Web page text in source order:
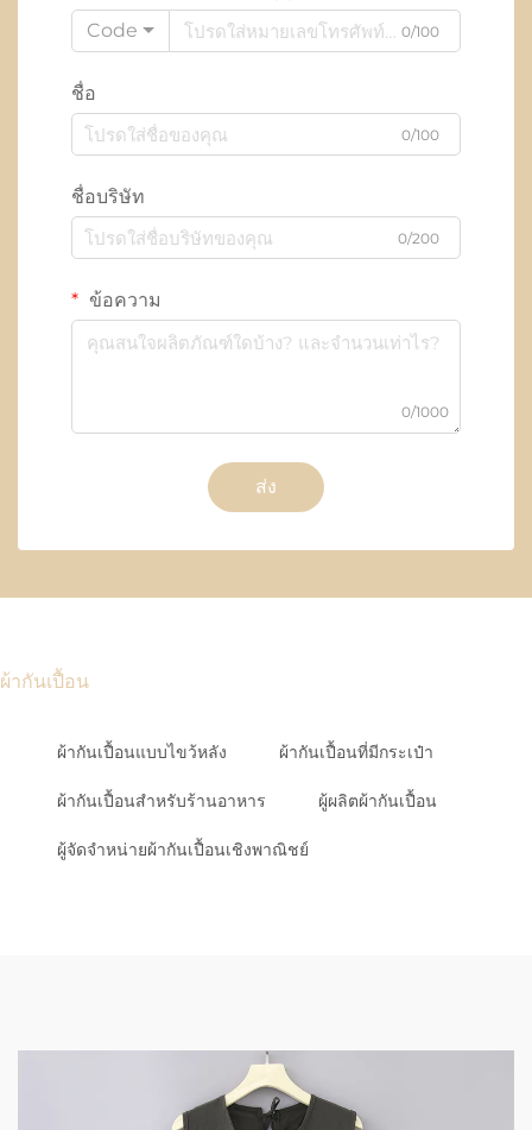
Code
0/100
ชื่อ
0/100
ชื่อบริษัท
0/200
ข้อความ
0/1000
ส่ง
ผ้ากันเปื้อน
ผ้ากันเปื้อนแบบไขว้หลัง ผ้ากันเปื้อนที่มีกระเป๋า
ผ้ากันเปื้อนสำหรับร้านอาหาร ผู้ผลิตผ้ากันเปื้อน
ผู้จัดจำหน่ายผ้ากันเปื้อนเชิงพาณิชย์